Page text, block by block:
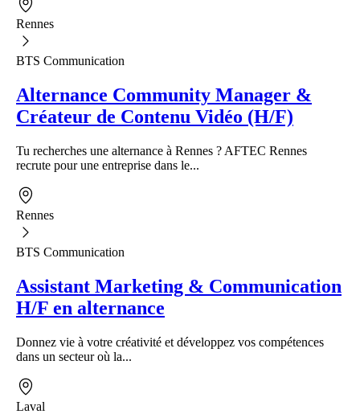
Rennes
BTS Communication
Alternance Community Manager &
Créateur de Contenu Vidéo (H/F)
Tu recherches une alternance à Rennes ? AFTEC Rennes
recrute pour une entreprise dans le...
Rennes
BTS Communication
Assistant Marketing & Communication
H/F en alternance
Donnez vie à votre créativité et développez vos compétences
dans un secteur où la...
Laval